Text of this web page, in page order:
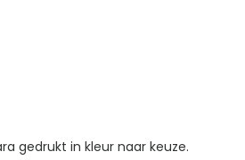
gedrukt in kleur naar keuze.